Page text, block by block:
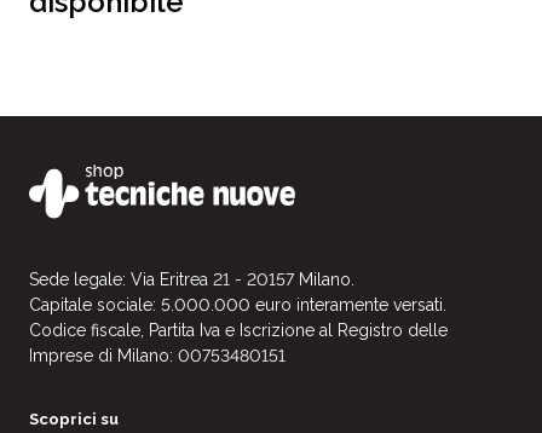
Sede legale: Via Eritrea 21 - 20157 Milano.
Capitale sociale: 5.000.000 euro interamente versati.
Codice fiscale, Partita Iva e Iscrizione al Registro delle
Imprese di Milano: 00753480151
Scoprici su